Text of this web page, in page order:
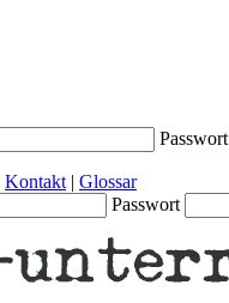
Passwort
Kontakt | Glossar
Passwort